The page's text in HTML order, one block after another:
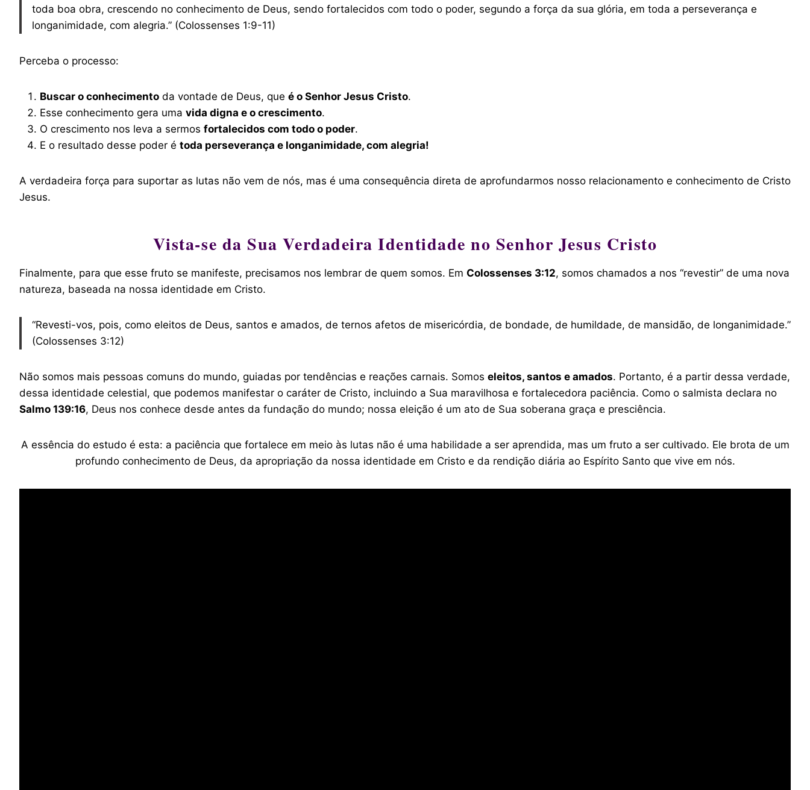
toda boa obra, crescendo no conhecimento de Deus, sendo fortalecidos com todo o poder, segundo a força da sua glória, em toda a perseverança e
longanimidade, com alegria.” (Colossenses 1:9-11)
Perceba o processo:
Buscar o conhecimento da vontade de Deus, que é o Senhor Jesus Cristo.
Esse conhecimento gera uma vida digna e o crescimento.
O crescimento nos leva a sermos fortalecidos com todo o poder.
E o resultado desse poder é toda perseverança e longanimidade, com alegria!
A verdadeira força para suportar as lutas não vem de nós, mas é uma consequência direta de aprofundarmos nosso relacionamento e conhecimento de Cristo
Jesus.
Vista-se da Sua Verdadeira Identidade no Senhor Jesus Cristo
Finalmente, para que esse fruto se manifeste, precisamos nos lembrar de quem somos. Em Colossenses 3:12, somos chamados a nos “revestir” de uma nova
natureza, baseada na nossa identidade em Cristo.
“Revesti-vos, pois, como eleitos de Deus, santos e amados, de ternos afetos de misericórdia, de bondade, de humildade, de mansidão, de longanimidade.”
(Colossenses 3:12)
Não somos mais pessoas comuns do mundo, guiadas por tendências e reações carnais. Somos eleitos, santos e amados. Portanto, é a partir dessa verdade,
dessa identidade celestial, que podemos manifestar o caráter de Cristo, incluindo a Sua maravilhosa e fortalecedora paciência. Como o salmista declara no
Salmo 139:16, Deus nos conhece desde antes da fundação do mundo; nossa eleição é um ato de Sua soberana graça e presciência.
A essência do estudo é esta: a paciência que fortalece em meio às lutas não é uma habilidade a ser aprendida, mas um fruto a ser cultivado. Ele brota de um
profundo conhecimento de Deus, da apropriação da nossa identidade em Cristo e da rendição diária ao Espírito Santo que vive em nós.